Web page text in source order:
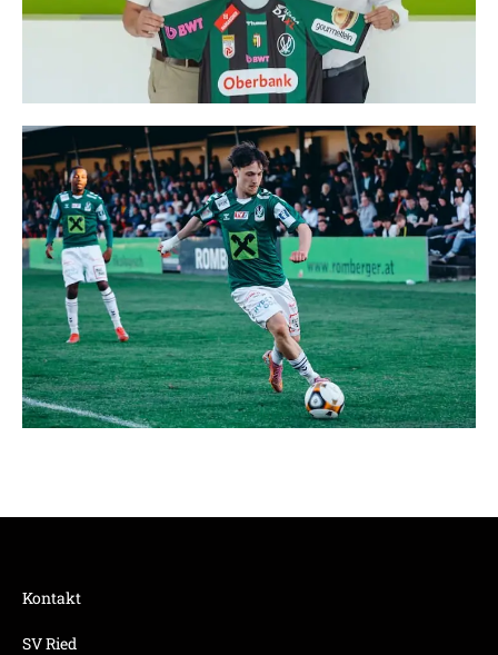
Kontakt
SV Ried